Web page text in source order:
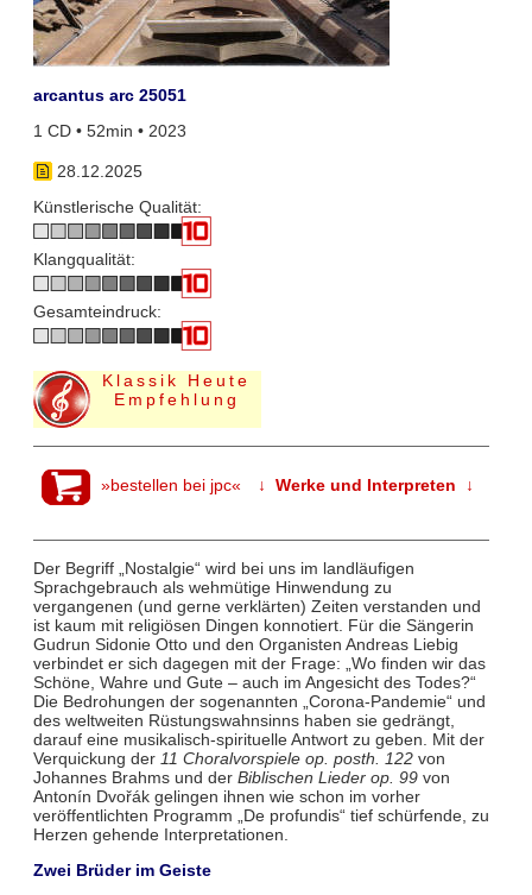
arcantus arc 25051
1 CD • 52min • 2023
28.12.2025
Künstlerische Qualität:
Klangqualität:
Gesamteindruck:
Klassik Heute
Empfehlung
»bestellen bei jpc« ↓ Werke und Interpreten ↓
Der Begriff „Nostalgie“ wird bei uns im landläufigen
Sprachgebrauch als wehmütige Hinwendung zu
vergangenen (und gerne verklärten) Zeiten verstanden und
ist kaum mit religiösen Dingen konnotiert. Für die Sängerin
Gudrun Sidonie Otto und den Organisten Andreas Liebig
verbindet er sich dagegen mit der Frage: „Wo finden wir das
Schöne, Wahre und Gute – auch im Angesicht des Todes?“
Die Bedrohungen der sogenannten „Corona-Pandemie“ und
des weltweiten Rüstungswahnsinns haben sie gedrängt,
darauf eine musikalisch-spirituelle Antwort zu geben. Mit der
Verquickung der 11 Choralvorspiele op. posth. 122von
Johannes Brahms und der Biblischen Lieder op. 99von
Antonín Dvořák gelingen ihnen wie schon im vorher
veröffentlichten Programm „De profundis“ tief schürfende, zu
Herzen gehende Interpretationen.
Zwei Brüder im Geiste